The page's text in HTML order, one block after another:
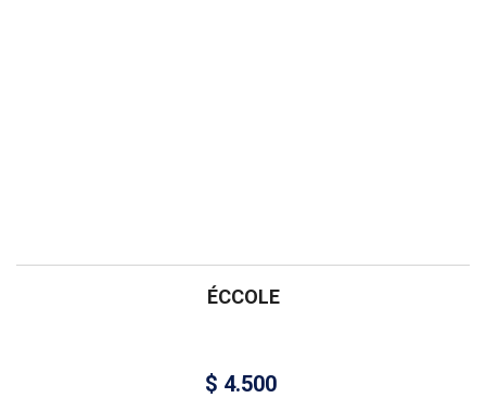
ÉCCOLE
$ 4.500